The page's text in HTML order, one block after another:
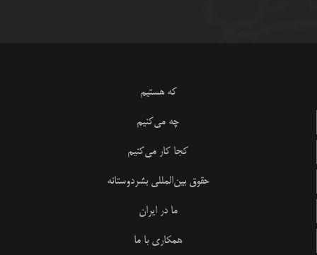
که هستیم
چه می‌کنیم
کجا کار می‌کنیم
حقوق بین‌المللی بشردوستانه
ما در ایران
همکاری با ما